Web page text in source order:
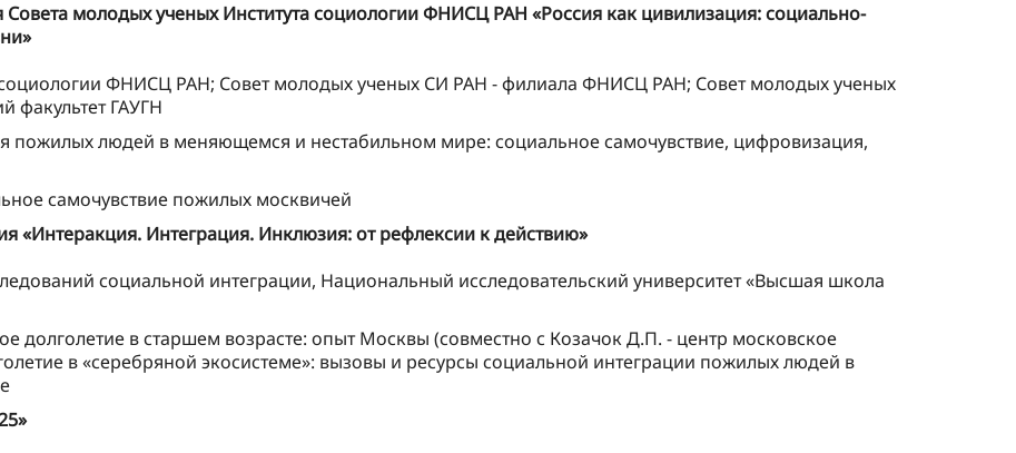
молодых ученых Института социологии ФНИСЦ РАН «Россия как цивилизация: социально-
социологии ФНИСЦ РАН; Совет молодых ученых СИ РАН - филиала ФНИСЦ РАН; Совет молодых ученых
ГАУГН
пожилых людей в меняющемся и нестабильном мире: социальное самочувствие, цифровизация,
самочувствие пожилых москвичей
«Интеракция. Интеграция. Инклюзия: от рефлексии к действию»
социальной интеграции, Национальный исследовательский университет «Высшая школа
долголетие в старшем возрасте: опыт Москвы (совместно с Козачок Д.П. - центр московское
в «серебряной экосистеме»: вызовы и ресурсы социальной интеграции пожилых людей в